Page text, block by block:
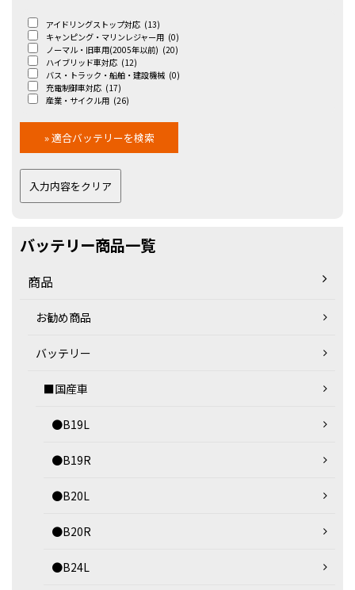
アイドリングストップ対応 (13)
キャンピング・マリンレジャー用 (0)
ノーマル・旧車用(2005年以前) (20)
ハイブリッド車対応 (12)
バス・トラック・船舶・建設機械 (0)
充電制御車対応 (17)
産業・サイクル用 (26)
バッテリー商品一覧
商品
お勧め商品
バッテリー
■国産車
●B19L
●B19R
●B20L
●B20R
●B24L